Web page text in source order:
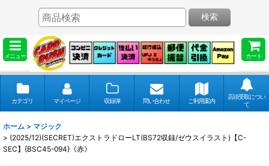
メニュー カート
検索
カテゴリ マイページ 収録弾 問い合わせ ご利用案内
店頭受取につい
て
ホーム > マジック
> (2025/12)(SECRET)エクストラドローLT(BS72収録/ゼウスイラスト)【C-
SEC】{BSC45-094}《赤》